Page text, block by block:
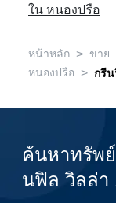
ใน หนองปรือ
หน้าหลัก > ขาย
หนองปรือ > กรีน
ค้นหาทรัพ
นฟิล วิลล่า